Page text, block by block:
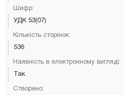
Шифр:
УДК 53(07)
Кількість сторінок:
536
Наявність в електронному вигляді:
Так
Створено: